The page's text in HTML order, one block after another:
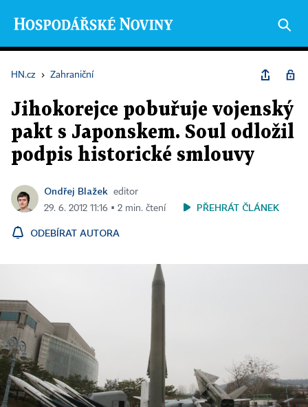
HN.cz › Zahraniční
Jihokorejce pobuřuje vojenský
pakt s Japonskem. Soul odložil
podpis historické smlouvy
Ondřej Blažek
editor
29. 6. 2012 11:16 ▪ 2 min. čtení
PŘEHRÁT ČLÁNEK
ODEBÍRAT AUTORA